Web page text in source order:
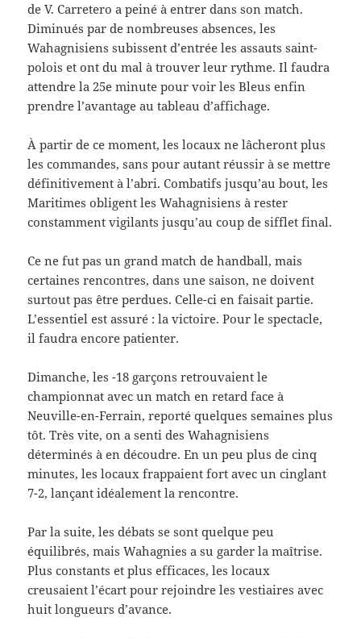
de V. Carretero a peiné à entrer dans son match.
Diminués par de nombreuses absences, les
Wahagnisiens subissent d’entrée les assauts saint-
polois et ont du mal à trouver leur rythme. Il faudra
attendre la 25e minute pour voir les Bleus enfin
prendre l’avantage au tableau d’affichage.
À partir de ce moment, les locaux ne lâcheront plus
les commandes, sans pour autant réussir à se mettre
définitivement à l’abri. Combatifs jusqu’au bout, les
Maritimes obligent les Wahagnisiens à rester
constamment vigilants jusqu’au coup de sifflet final.
Ce ne fut pas un grand match de handball, mais
certaines rencontres, dans une saison, ne doivent
surtout pas être perdues. Celle-ci en faisait partie.
L’essentiel est assuré : la victoire. Pour le spectacle,
il faudra encore patienter.
Dimanche, les -18 garçons retrouvaient le
championnat avec un match en retard face à
Neuville-en-Ferrain, reporté quelques semaines plus
tôt. Très vite, on a senti des Wahagnisiens
déterminés à en découdre. En un peu plus de cinq
minutes, les locaux frappaient fort avec un cinglant
7-2, lançant idéalement la rencontre.
Par la suite, les débats se sont quelque peu
équilibrés, mais Wahagnies a su garder la maîtrise.
Plus constants et plus efficaces, les locaux
creusaient l’écart pour rejoindre les vestiaires avec
huit longueurs d’avance.